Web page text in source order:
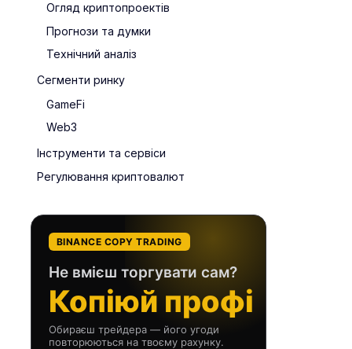
Огляд криптопроектів
Прогнози та думки
Технічний аналіз
Сегменти ринку
GameFi
Web3
Інструменти та сервіси
Регулювання криптовалют
BINANCE COPY TRADING
Не вмієш торгувати сам?
Копіюй профі
Обираєш трейдера — його угоди
повторюються на твоєму рахунку.